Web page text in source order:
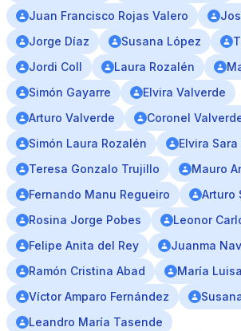
Juan Francisco Rojas Valero
Jorge Díaz
Susana López
Jordi Coll
Laura Rozalén
Simón Gayarre
Elvira Valverde
Arturo Valverde
Coronel
Simón Laura Rozalén
Elvira
Teresa Gonzalo Trujillo
Mauro
Fernando Manu Regueiro
Arturo
Rosina Jorge Pobes
Leonor
Felipe Anita del Rey
Juanma
Ramón Cristina Abad
María
Víctor Amparo Fernández
Leandro María Tasende